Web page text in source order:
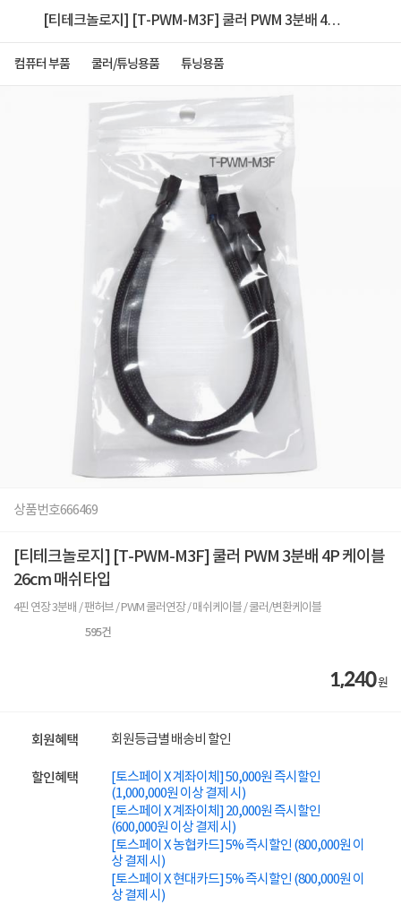
[티테크놀로지] [T-PWM-M3F] 쿨러 PWM 3분배 4P
컴퓨터 부품 쿨러/튜닝용품 튜닝용품
상품번호666469
[티테크놀로지] [T-PWM-M3F] 쿨러 PWM 3분배 4P 케이블
26cm 매쉬타입
4핀 연장 3분배 / 팬허브 / PWM 쿨러연장 / 매쉬케이블 / 쿨러/변환케이블
595건
1,240원
회원혜택 회원등급별 배송비 할인
할인혜택
[토스페이 X 계좌이체] 50,000원 즉시할인
(1,000,000원 이상 결제 시)
[토스페이 X 계좌이체] 20,000원 즉시할인
(600,000원 이상 결제 시)
[토스페이 X 농협카드] 5% 즉시할인 (800,000원 이
상 결제 시)
[토스페이 X 현대카드] 5% 즉시할인 (800,000원 이
상 결제 시)